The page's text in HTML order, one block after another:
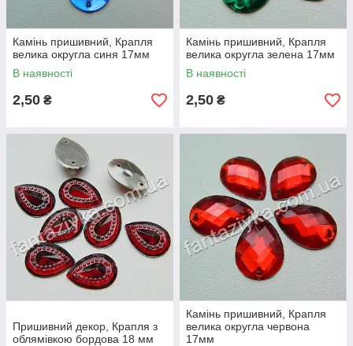
Камінь пришивний, Крапля
велика округла синя 17мм
В наявності
2,50 ₴
Камінь пришивний, Крапля
велика округла зелена 17мм
В наявності
2,50 ₴
Пришивний декор, Крапля з
облямівкою бордова 18 мм
Камінь пришивний, Крапля
велика округла червона
17мм